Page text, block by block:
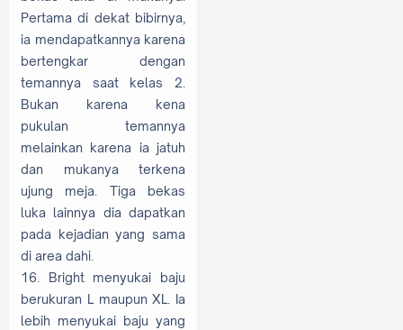
Pertama di dekat bibirnya,
ia mendapatkannya karena
bertengkar dengan
temannya saat kelas 2.
Bukan karena kena
pukulan temannya
melainkan karena ia jatuh
dan mukanya terkena
ujung meja. Tiga bekas
luka lainnya dia dapatkan
pada kejadian yang sama
di area dahi.
16. Bright menyukai baju
berukuran L maupun XL. Ia
lebih menyukai baju yang